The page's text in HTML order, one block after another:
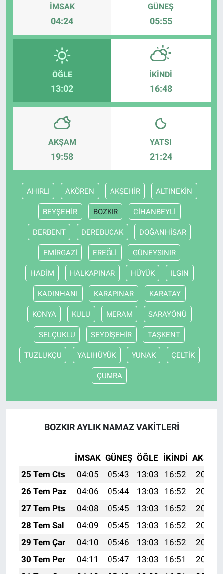
İMSAK
04:24
GÜNEŞ
05:55
ÖĞLE
13:02
İKINDI
16:48
AKŞAM
19:58
YATSI
21:24
AHIRLI AKÖREN AKŞEHİR ALTINEKİN
BEYŞEHİR BOZKIR CİHANBEYLİ
DERBENT DEREBUCAK DOĞANHİSAR
EMİRGAZİ EREĞLİ GÜNEYSINIR
HADİM HALKAPINAR HÜYÜK ILGIN
KADINHANI KARAPINAR KARATAY
KONYA KULU MERAM SARAYÖNÜ
SELÇUKLU SEYDİŞEHİR TAŞKENT
TUZLUKÇU YALIHÜYÜK YUNAK ÇELTİK
ÇUMRA
BOZKIR AYLIK NAMAZ VAKITLERI
İMSAK GÜNEŞ ÖĞLE İKINDI AKŞAM
25 Tem Cts
04:05 05:43 13:03 16:52
20:12
26 Tem Paz
04:06 05:44 13:03 16:52
20:12
27 Tem Pts
04:08 05:45 13:03 16:52
20:11
28 Tem Sal
04:09 05:45 13:03 16:52
20:10
29 Tem Çar
04:10 05:46 13:03 16:52
20:09
30 Tem Per
04:11 05:47 13:03 16:51
20:08